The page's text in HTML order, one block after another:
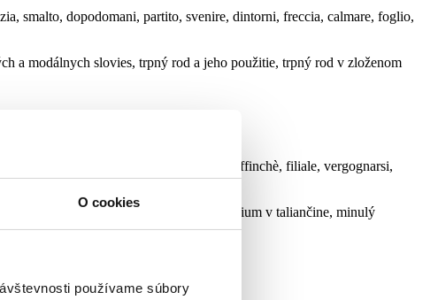
O cookies
používame súbory
smalto, dopodomani, partito, svenire, dintorni, freccia, calmare, foglio,
a modálnych slovies, trpný rod a jeho použitie, trpný rod v zloženom
asta, contagioso, sebbene, solitudine, affinchè, filiale, vergognarsi,
spôsobu jednoduchého, gerundium v taliančine, minulý
spôsobe, predminulý čas